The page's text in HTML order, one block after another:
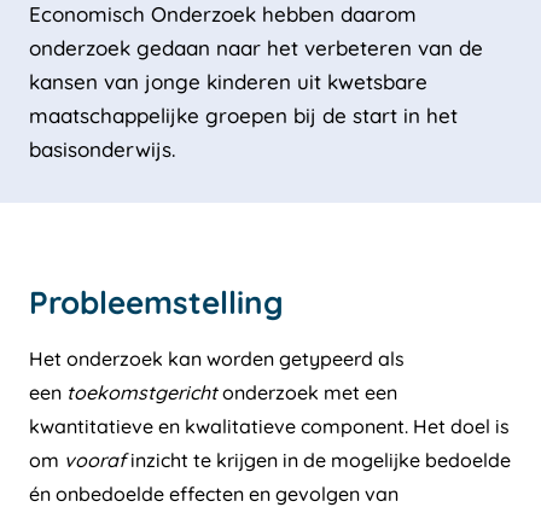
Economisch Onderzoek hebben daarom
onderzoek gedaan naar het verbeteren van de
kansen van jonge kinderen uit kwetsbare
maatschappelijke groepen bij de start in het
basisonderwijs.
Probleemstelling
Het onderzoek kan worden getypeerd als
een toekomstgerichtonderzoek met een
kwantitatieve en kwalitatieve component. Het doel is
om voorafinzicht te krijgen in de mogelijke bedoelde
én onbedoelde effecten en gevolgen van